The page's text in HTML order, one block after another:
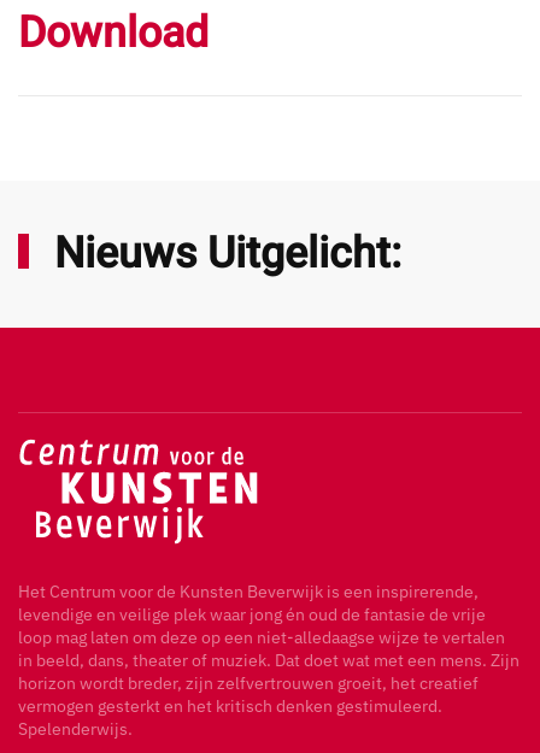
Download
Nieuws Uitgelicht:
Het Centrum voor de Kunsten Beverwijk is een inspirerende,
levendige en veilige plek waar jong én oud de fantasie de vrije
loop mag laten om deze op een niet-alledaagse wijze te vertalen
in beeld, dans, theater of muziek. Dat doet wat met een mens. Zijn
horizon wordt breder, zijn zelfvertrouwen groeit, het creatief
vermogen gesterkt en het kritisch denken gestimuleerd.
Spelenderwijs.